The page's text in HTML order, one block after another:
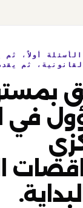
أولاً، ثم
ثم
في